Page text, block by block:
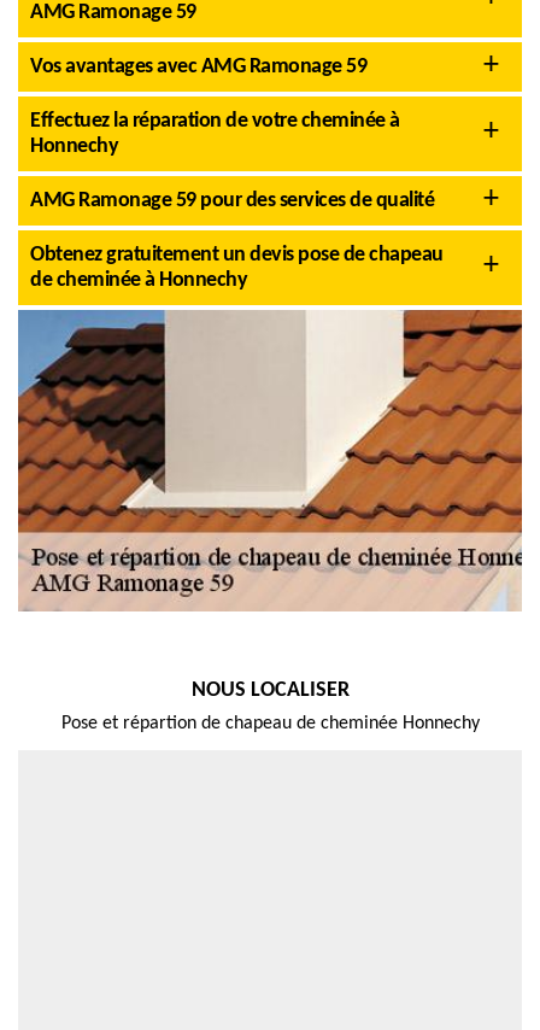
AMG Ramonage 59
Vos avantages avec AMG Ramonage 59
Effectuez la réparation de votre cheminée à
Honnechy
AMG Ramonage 59 pour des services de qualité
Obtenez gratuitement un devis pose de chapeau
de cheminée à Honnechy
NOUS LOCALISER
Pose et répartion de chapeau de cheminée Honnechy